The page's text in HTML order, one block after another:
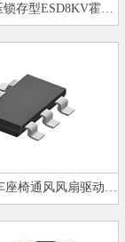
SC2403 高压锁存型ESD8KV霍尔开关…